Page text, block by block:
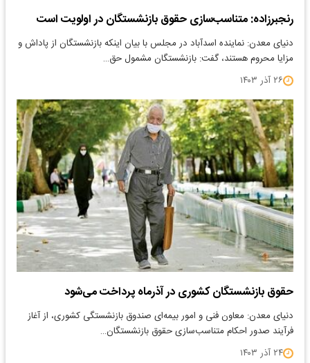
رنجبرزاده: متناسب‌سازی حقوق بازنشستگان در اولویت است
دنیای معدن: نماینده اسدآباد در مجلس با بیان اینکه بازنشستگان از پاداش و
مزایا محروم هستند، گفت: بازنشستگان مشمول حق…
۲۶ آذر ۱۴۰۳
حقوق بازنشستگان کشوری در آذرماه پرداخت می‌شود
دنیای معدن: معاون فنی و امور بیمه‌ای صندوق بازنشستگی کشوری، از آغاز
فرآیند صدور احکام متناسب‌سازی حقوق بازنشستگان…
۲۴ آذر ۱۴۰۳